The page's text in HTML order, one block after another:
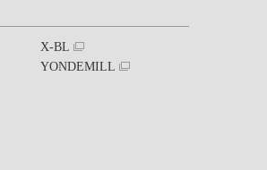
X-BL
YONDEMILL